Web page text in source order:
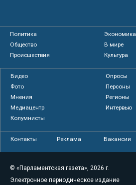
Политика
Экономика
Общество
В мире
Происшествия
Культура
Видео
Опросы
Фото
Персоны
Мнения
Регионы
Медиацентр
Интервью
Колумнисты
Контакты Реклама Вакансии
© «Парламентская газета», 2026 г.
Электронное периодическое издание